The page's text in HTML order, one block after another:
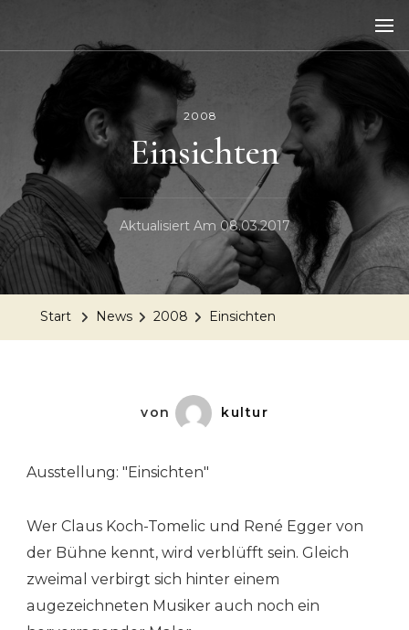
2008
Einsichten
Aktualisiert Am 08.03.2017
Start News 2008 Einsichten
von kultur
Ausstellung: "Einsichten"
Wer Claus Koch-Tomelic und René Egger von
der Bühne kennt, wird verblüfft sein. Gleich
zweimal verbirgt sich hinter einem
augezeichneten Musiker auch noch ein